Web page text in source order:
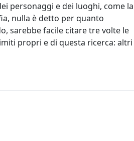
personaggi e dei luoghi, come la
nulla è detto per quanto
sarebbe facile citare tre volte le
propri e di questa ricerca: altri